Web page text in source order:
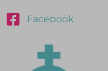
Facebook